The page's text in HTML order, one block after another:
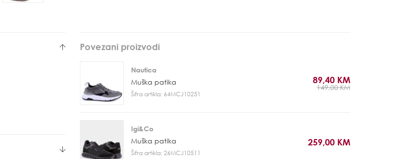
Povezani proizvodi
Nautica
Muška patika
Šifra artikla: 64MCJ10251
89,40 KM
149,00 KM
Igi&Co
Muška patika
Šifra artikla: 26MCJ10511
259,00 KM